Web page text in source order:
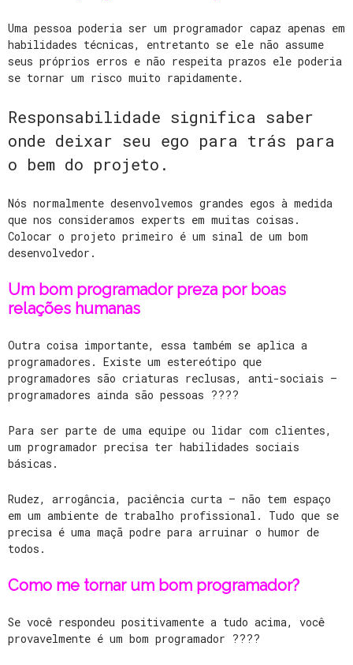
Uma pessoa poderia ser um programador capaz apenas em
habilidades técnicas, entretanto se ele não assume
seus próprios erros e não respeita prazos ele poderia
se tornar um risco muito rapidamente.
Responsabilidade significa saber
onde deixar seu ego para trás para
o bem do projeto.
Nós normalmente desenvolvemos grandes egos à medida
que nos consideramos experts em muitas coisas.
Colocar o projeto primeiro é um sinal de um bom
desenvolvedor.
Um bom programador preza por boas
relações humanas
Outra coisa importante, essa também se aplica a
programadores. Existe um estereótipo que
programadores são criaturas reclusas, anti-sociais –
programadores ainda são pessoas ????
Para ser parte de uma equipe ou lidar com clientes,
um programador precisa ter habilidades sociais
básicas.
Rudez, arrogância, paciência curta – não tem espaço
em um ambiente de trabalho profissional. Tudo que se
precisa é uma maçã podre para arruinar o humor de
todos.
Como me tornar um bom programador?
Se você respondeu positivamente a tudo acima, você
provavelmente é um bom programador ????